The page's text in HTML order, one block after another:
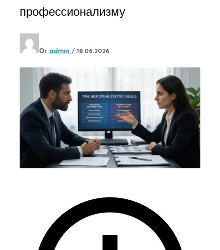
профессионализму
От admin / 18.06.2026